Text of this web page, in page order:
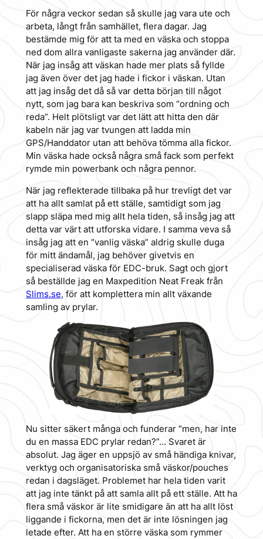
För några veckor sedan så skulle jag vara ute och
arbeta, långt från samhället, flera dagar. Jag
bestämde mig för att ta med en väska och stoppa
ned dom allra vanligaste sakerna jag använder där.
När jag insåg att väskan hade mer plats så fyllde
jag även över det jag hade i fickor i väskan. Utan
att jag insåg det då så var detta början till något
nytt, som jag bara kan beskriva som “ordning och
reda”. Helt plötsligt var det lätt att hitta den där
kabeln när jag var tvungen att ladda min
GPS/Handdator utan att behöva tömma alla fickor.
Min väska hade också några små fack som perfekt
rymde min powerbank och några pennor.
När jag reflekterade tillbaka på hur trevligt det var
att ha allt samlat på ett ställe, samtidigt som jag
slapp släpa med mig allt hela tiden, så insåg jag att
detta var värt att utforska vidare. I samma veva så
insåg jag att en “vanlig väska” aldrig skulle duga
för mitt ändamål, jag behöver givetvis en
specialiserad väska för EDC-bruk. Sagt och gjort
så beställde jag en Maxpedition Neat Freak från
Slims.se, för att komplettera min allt växande
samling av prylar.
Nu sitter säkert många och funderar “men, har inte
du en massa EDC prylar redan?”… Svaret är
absolut. Jag äger en uppsjö av små händiga knivar,
verktyg och organisatoriska små väskor/pouches
redan i dagsläget. Problemet har hela tiden varit
att jag inte tänkt på att samla allt på ett ställe. Att ha
flera små väskor är lite smidigare än att ha allt löst
liggande i fickorna, men det är inte lösningen jag
letade efter. Att ha en större väska som rymmer